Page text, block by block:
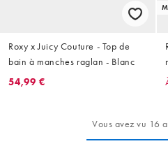
Roxy x Juicy Couture - Top de
bain à manches raglan - Blanc
54,99 €
Vous avez vu 16